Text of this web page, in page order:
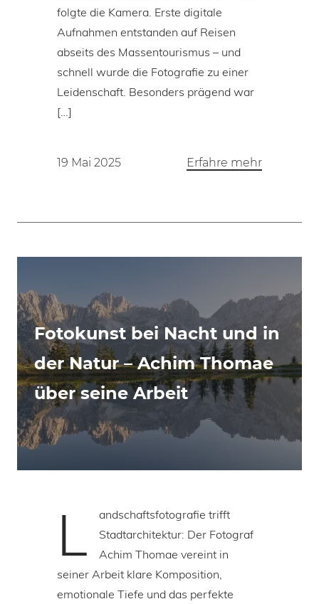
folgte die Kamera. Erste digitale
Aufnahmen entstanden auf Reisen
abseits des Massentourismus – und
schnell wurde die Fotografie zu einer
Leidenschaft. Besonders prägend war
[…]
19 Mai 2025 Erfahre mehr
Fotokunst bei Nacht und in
der Natur – Achim Thomae
über seine Arbeit
L
andschaftsfotografie trifft
Stadtarchitektur: Der Fotograf
Achim Thomae vereint in
seiner Arbeit klare Komposition,
emotionale Tiefe und das perfekte